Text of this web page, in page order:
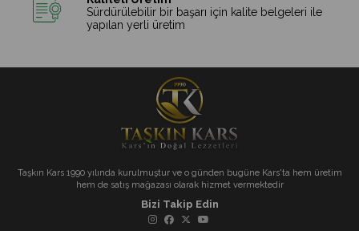
Sürdürülebilir bir başarı için kalite belgeleri ile
yapılan yerli üretim
Taşkın Kars 1990 yılında kurulmuştur ve o günden bugüne Kars'ta hem üretim
hem de satış mağazası olarak hizmet vermektedir
Bizi Takip Edin